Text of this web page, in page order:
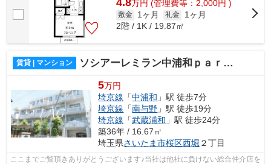
4.8万円 (管理費等：2,000円 )
敷金 1ヶ月 礼金
1ヶ月
2階 / 1K / 19.87㎡
賃貸 | マンション ソシアーレミラン中浦和ｐａｒｔ１
5万円
埼京線 「中浦和 」駅 徒歩7分
埼京線 「南与野 」駅 徒歩19分
埼京線 「武蔵浦和 」駅 徒歩24分
築36年 / 16.67㎡
埼玉県さいたま市桜区西堀 ２丁目
ここまでご覧頂きありがとうございます♪当社は他社に負けない総合仲介店を